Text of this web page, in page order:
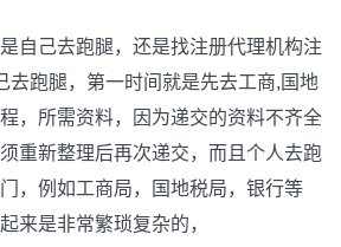
己去跑腿，还是找注册代理机构注
去跑腿，第一时间就是先去工商,国地
，所需资料，因为递交的资料不齐全
重新整理后再次递交，而且个人去跑
，例如工商局，国地税局，银行等
来是非常繁琐复杂的，